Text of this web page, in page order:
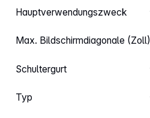
Hauptverwendungszweck
Max. Bildschirmdiagonale (Zoll)
Schultergurt
Typ